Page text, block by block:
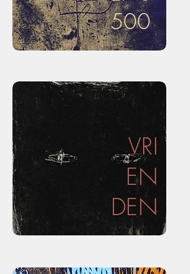
500
VRI
EN
DEN